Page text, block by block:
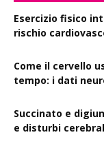
Esercizio fisico
rischio
Come il cervello
tempo: i dati
Succinato e
e disturbi